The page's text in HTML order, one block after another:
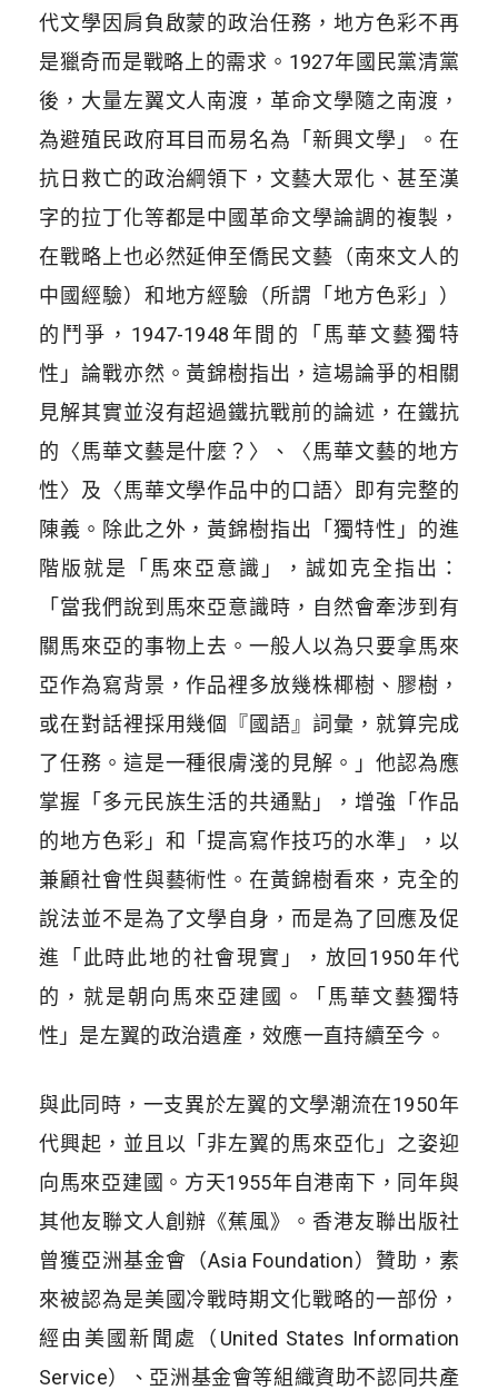
代文學因肩負啟蒙的政治任務，地方色彩不再
是獵奇而是戰略上的需求。1927年國民黨清黨
後，大量左翼文人南渡，革命文學隨之南渡，
為避殖民政府耳目而易名為「新興文學」。在
抗日救亡的政治綱領下，文藝大眾化、甚至漢
字的拉丁化等都是中國革命文學論調的複製，
在戰略上也必然延伸至僑民文藝（南來文人的
中國經驗）和地方經驗（所謂「地方色彩」）
的鬥爭，1947-1948年間的「馬華文藝獨特
性」論戰亦然。黃錦樹指出，這場論爭的相關
見解其實並沒有超過鐵抗戰前的論述，在鐵抗
的〈馬華文藝是什麼？〉、〈馬華文藝的地方
性〉及〈馬華文學作品中的口語〉即有完整的
陳義。除此之外，黃錦樹指出「獨特性」的進
階版就是「馬來亞意識」，誠如克全指出：
「當我們說到馬來亞意識時，自然會牽涉到有
關馬來亞的事物上去。一般人以為只要拿馬來
亞作為寫背景，作品裡多放幾株椰樹、膠樹，
或在對話裡採用幾個『國語』詞彙，就算完成
了任務。這是一種很膚淺的見解。」他認為應
掌握「多元民族生活的共通點」，增強「作品
的地方色彩」和「提高寫作技巧的水準」，以
兼顧社會性與藝術性。在黃錦樹看來，克全的
說法並不是為了文學自身，而是為了回應及促
進「此時此地的社會現實」，放回1950年代
的，就是朝向馬來亞建國。「馬華文藝獨特
性」是左翼的政治遺產，效應一直持續至今。
與此同時，一支異於左翼的文學潮流在1950年
代興起，並且以「非左翼的馬來亞化」之姿迎
向馬來亞建國。方天1955年自港南下，同年與
其他友聯文人創辦《蕉風》。香港友聯出版社
曾獲亞洲基金會（Asia Foundation）贊助，素
來被認為是美國冷戰時期文化戰略的一部份，
經由美國新聞處（United States Information
Service）、亞洲基金會等組織資助不認同共產